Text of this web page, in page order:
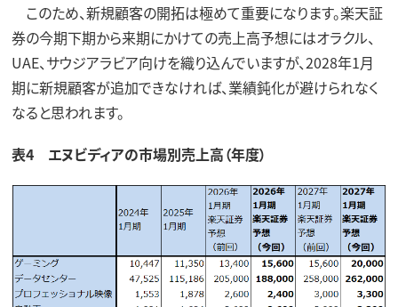
このため、新規顧客の開拓は極めて重要になります。楽天証
券の今期下期から来期にかけての売上高予想にはオラクル、
UAE、サウジアラビア向けを織り込んでいますが、2028年1月
期に新規顧客が追加できなければ、業績鈍化が避けられなく
なると思われます。
表4 エヌビディアの市場別売上高（年度）